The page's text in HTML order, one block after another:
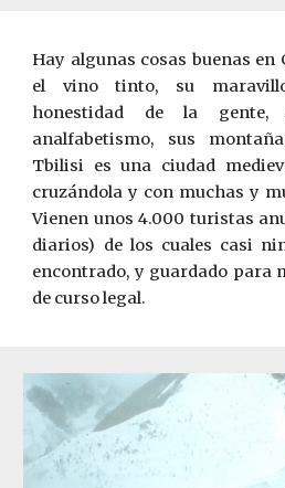
Hay algunas cosas buenas en
el vino tinto, su
honestidad de la
analfabetismo, sus
Tbilisi es una ciudad
cruzándola y con muchas y
Vienen unos 4.000 turistas
diarios) de los cuales casi
encontrado, y guardado para
de curso legal.